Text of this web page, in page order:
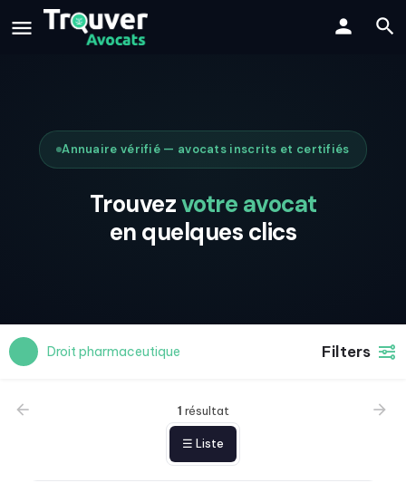
Annuaire vérifié — avocats inscrits et certifiés
Trouvezvotre avocat
en quelques clics
Droit pharmaceutique Filters
1 résultat
☰ Liste